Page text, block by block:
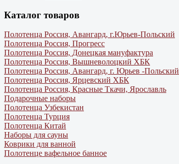
Каталог товаров
Полотенца Россия, Авангард, г.Юрьев-Польский
Полотенца Россия, Прогресс
Полотенца Россия, Донецкая мануфактура
Полотенца Россия, Вышневолоцкий ХБК
Полотенца Россия, Авангард, г. Юрьев -Польский
Полотенца Россия, Ярцевский ХБК
Полотенца Россия, Красные Ткачи, Ярославль
Подарочные наборы
Полотенца Узбекистан
Полотенца Турция
Полотенца Китай
Наборы для сауны
Коврики для ванной
Полотенце вафельное банное